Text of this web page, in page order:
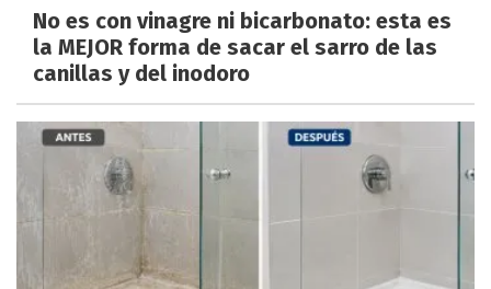
No es con vinagre ni bicarbonato: esta es
la MEJOR forma de sacar el sarro de las
canillas y del inodoro